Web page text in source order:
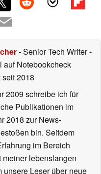
- Senior Tech Writer-
auf Notebookcheck
seit 2018
2009 schreibe ich für
Publikationen im
2018 zur News-
bin. Seitdem
im Bereich
lebenslangen
unsere Leser über neue